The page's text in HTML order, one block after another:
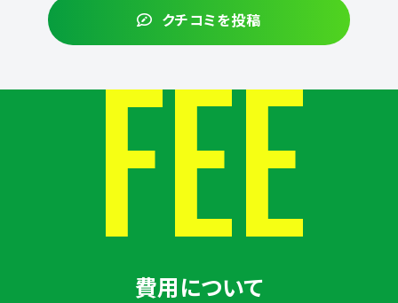
クチコミを投稿
FEE
費用について